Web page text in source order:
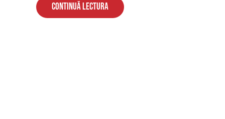
Continuă lectura